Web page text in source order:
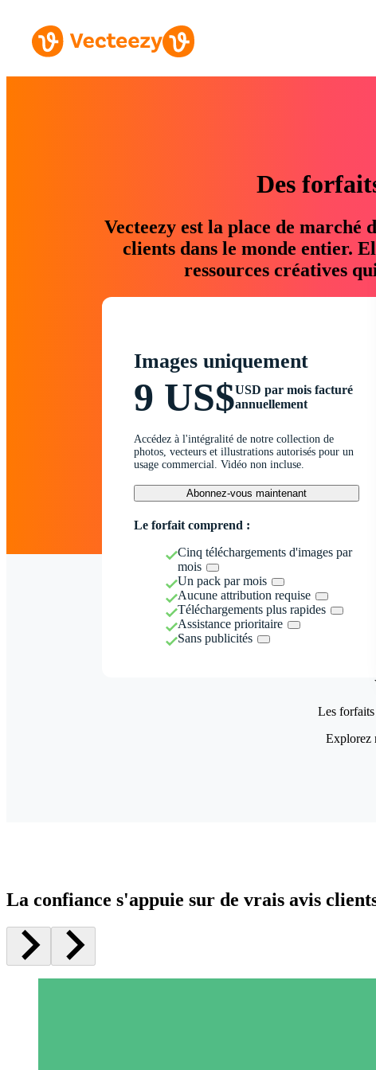
Des
Vecteezy est la place de marché
clients dans le monde entier.
ressources créatives
Images uniquement
9 US$USD par mois facturé
annuellement
Accédez à l'intégralité de notre collection de
photos, vecteurs et illustrations autorisés pour un
usage commercial. Vidéo non incluse.
Abonnez-vous maintenant
Le forfait comprend :
Cinq téléchargements d'images par
mois
Un pack par mois
Aucune attribution requise
Téléchargements plus rapides
Assistance prioritaire
Sans publicités
Les
Explorez
La confiance s'appuie sur de vrais avis